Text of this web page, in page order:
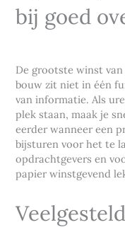
bij goed
De grootste winst
bouw zit niet in één
van informatie. Als
plek staan, maak je
eerder wanneer een
bijsturen voor het te
opdrachtgevers en
papier winstgevend